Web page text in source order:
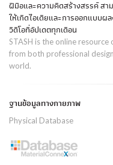
ฝีมือและความคิดสร้างสรรค์ สา
ให้เกิดไอเดียและการออกแบบผ
วิดีโอที่อัปเดตทุกเดือน
STASH is the online
from both professional
world.
ฐานข้อมูลทางกายภาพ
Physical Database